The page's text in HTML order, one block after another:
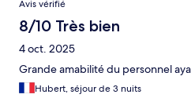
Avis vérifié
8/10 Très bien
4 oct. 2025
Grande amabilité du personnel
Hubert, séjour de 3 nuits